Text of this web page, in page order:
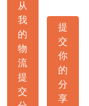
从
我
的
物
流
提
交
提
交
你
的
分
享